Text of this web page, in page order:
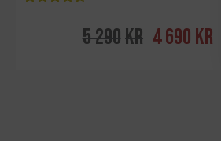
5 290kr Det
ursprungliga
4 690 kr